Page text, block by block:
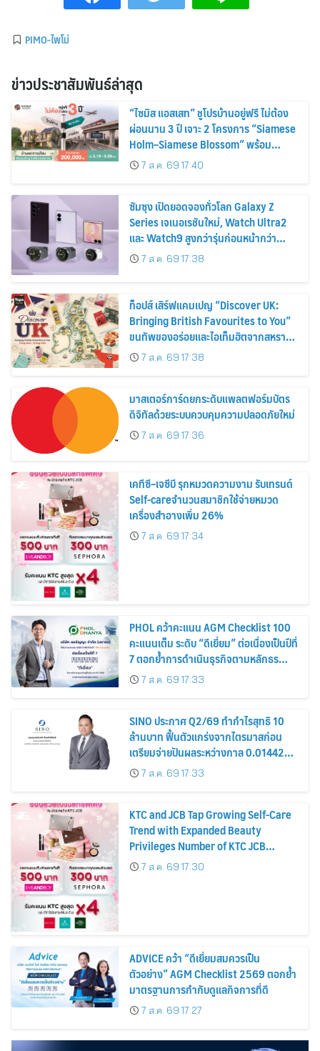
PIMO-ไพโม่
ข่าวประชาสัมพันธ์ล่าสุด
“ไซมิส แอสเสท” ชูโปรบ้านอยู่ฟรี ไม่ต้อง
ผ่อนนาน 3 ปี เจาะ 2 โครงการ “Siamese
Holm–Siamese Blossom” พร้อม
ส่วนลดและสิทธิพิเศษถึง 31 สิงหาคม
2569
7 ส.ค. 69 17:40
ซัมซุง เปิดยอดจองทั่วโลก Galaxy Z
Series เจเนอเรชันใหม่, Watch Ultra2
และ Watch9 สูงกว่ารุ่นก่อนหน้ากว่า
30%7 ส.ค. 69 17:38
ท็อปส์ เสิร์ฟแคมเปญ “Discover UK:
Bringing British Favourites to You”
ขนทัพของอร่อยและไอเท็มฮิตจากสหราช
อาณาจักร ส่งตรงถึงมือตั้งแต่วันนี้ – 18
สิงหาคมนี้
7 ส.ค. 69 17:38
มาสเตอร์การ์ดยกระดับแพลตฟอร์มบัตร
ดิจิทัลด้วยระบบควบคุมความปลอดภัยใหม่
7 ส.ค. 69 17:36
เคทีซี–เจซีบี รุกหมวดความงาม รับเทรนด์
Self-careจำนวนสมาชิกใช้จ่ายหมวด
เครื่องสำอางเพิ่ม 26%
7 ส.ค. 69 17:34
PHOL คว้าคะแนน AGM Checklist 100
คะแนนเต็ม ระดับ “ดีเยี่ยม” ต่อเนื่องเป็นปีที่
7 ตอกย้ำการดำเนินธุรกิจตามหลักธร
รมาภิบาล โปร่งใส สร้างความเชื่อมั่นผู้ถือ
หุ้น
7 ส.ค. 69 17:33
SINO ประกาศ Q2/69 ทำกำไรสุทธิ 10
ล้านบาท ฟื้นตัวแกร่งจากไตรมาสก่อน
เตรียมจ่ายปันผลระหว่างกาล 0.014423
บาทต่อหุ้น ครึ่งปีหลังมุ่งเติบโตต่อเนื่อง
7 ส.ค. 69 17:33
KTC and JCB Tap Growing Self-Care
Trend with Expanded Beauty
Privileges Number of KTC JCB
Cardmembers Spending on
Cosmetics Rises 26%
7 ส.ค. 69 17:30
ADVICE คว้า “ดีเยี่ยมสมควรเป็น
ตัวอย่าง” AGM Checklist 2569 ตอกย้ำ
มาตรฐานการกำกับดูแลกิจการที่ดี
7 ส.ค. 69 17:27